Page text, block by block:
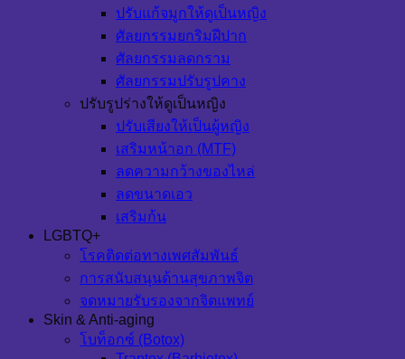
ปรับแก้จมูกให้ดูเป็นหญิง
ศัลยกรรมยกริมฝีปาก
ศัลยกรรมลดกราม
ศัลยกรรมปรับรูปคาง
ปรับรูปร่างให้ดูเป็นหญิง
ปรับเสียงให้เป็นผู้หญิง
เสริมหน้าอก (MTF)
ลดความกว้างของไหล่
ลดขนาดเอว
เสริมก้น
LGBTQ+
โรคติดต่อทางเพศสัมพันธ์
การสนับสนุนด้านสุขภาพจิต
จดหมายรับรองจากจิตแพทย์
Skin & Anti-aging
โบท็อกซ์ (Botox)